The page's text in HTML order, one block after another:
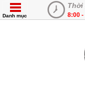
Thời
8:00 -
Danh mục